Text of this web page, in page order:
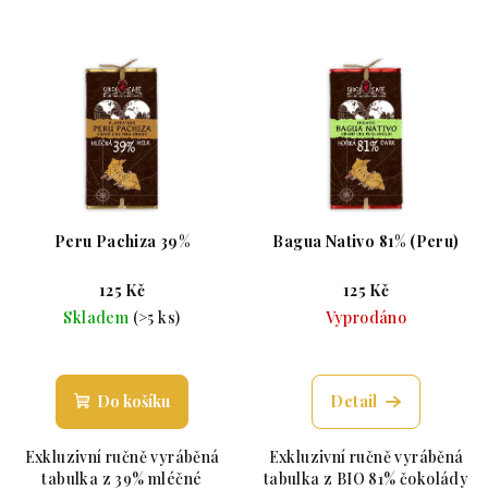
Peru Pachiza 39%
125 Kč
Skladem (>5 ks)
Do košíku
Exkluzivní ručně vyráběná
tabulka z 39% mléčné
Bagua Nativo 81% (Peru)
125 Kč
Vyprodáno
Detail
Exkluzivní ručně vyráběná
tabulka z BIO 81% čokolády